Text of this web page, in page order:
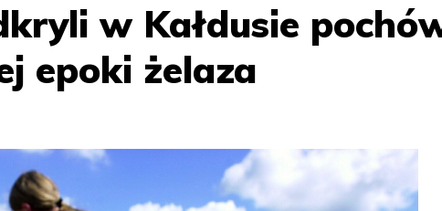
w Kałdusie
epoki żelaza